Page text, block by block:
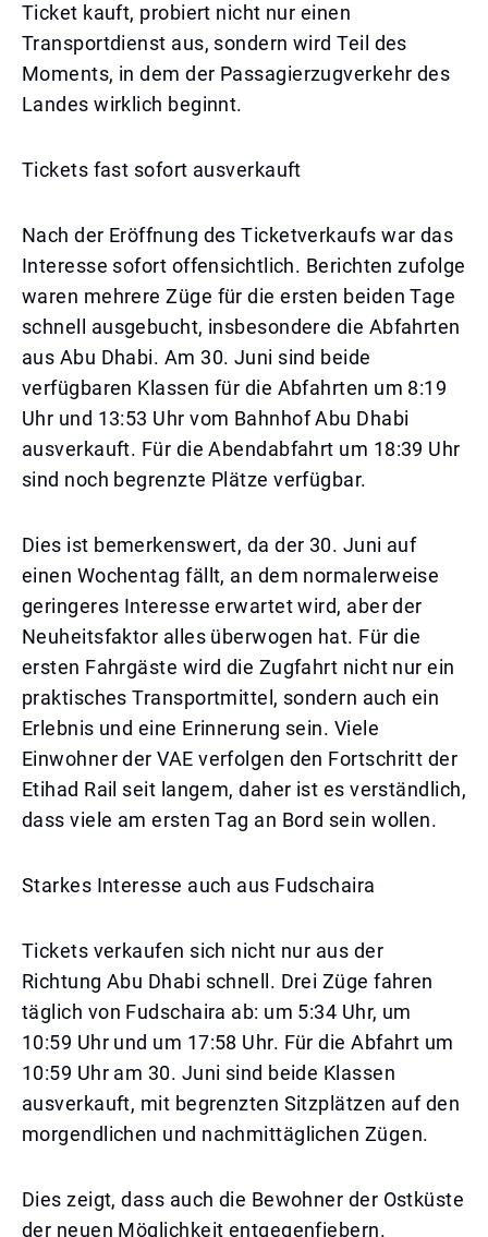
Ticket kauft, probiert nicht nur einen
Transportdienst aus, sondern wird Teil des
Moments, in dem der Passagierzugverkehr des
Landes wirklich beginnt.
Tickets fast sofort ausverkauft
Nach der Eröffnung des Ticketverkaufs war das
Interesse sofort offensichtlich. Berichten zufolge
waren mehrere Züge für die ersten beiden Tage
schnell ausgebucht, insbesondere die Abfahrten
aus Abu Dhabi. Am 30. Juni sind beide
verfügbaren Klassen für die Abfahrten um 8:19
Uhr und 13:53 Uhr vom Bahnhof Abu Dhabi
ausverkauft. Für die Abendabfahrt um 18:39 Uhr
sind noch begrenzte Plätze verfügbar.
Dies ist bemerkenswert, da der 30. Juni auf
einen Wochentag fällt, an dem normalerweise
geringeres Interesse erwartet wird, aber der
Neuheitsfaktor alles überwogen hat. Für die
ersten Fahrgäste wird die Zugfahrt nicht nur ein
praktisches Transportmittel, sondern auch ein
Erlebnis und eine Erinnerung sein. Viele
Einwohner der VAE verfolgen den Fortschritt der
Etihad Rail seit langem, daher ist es verständlich,
dass viele am ersten Tag an Bord sein wollen.
Starkes Interesse auch aus Fudschaira
Tickets verkaufen sich nicht nur aus der
Richtung Abu Dhabi schnell. Drei Züge fahren
täglich von Fudschaira ab: um 5:34 Uhr, um
10:59 Uhr und um 17:58 Uhr. Für die Abfahrt um
10:59 Uhr am 30. Juni sind beide Klassen
ausverkauft, mit begrenzten Sitzplätzen auf den
morgendlichen und nachmittäglichen Zügen.
Dies zeigt, dass auch die Bewohner der Ostküste
der neuen Möglichkeit entgegenfiebern.